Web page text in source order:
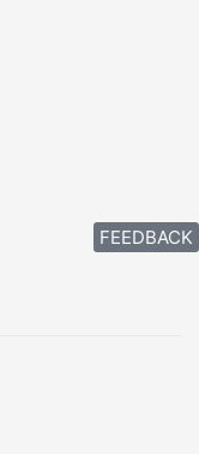
FEEDBACK